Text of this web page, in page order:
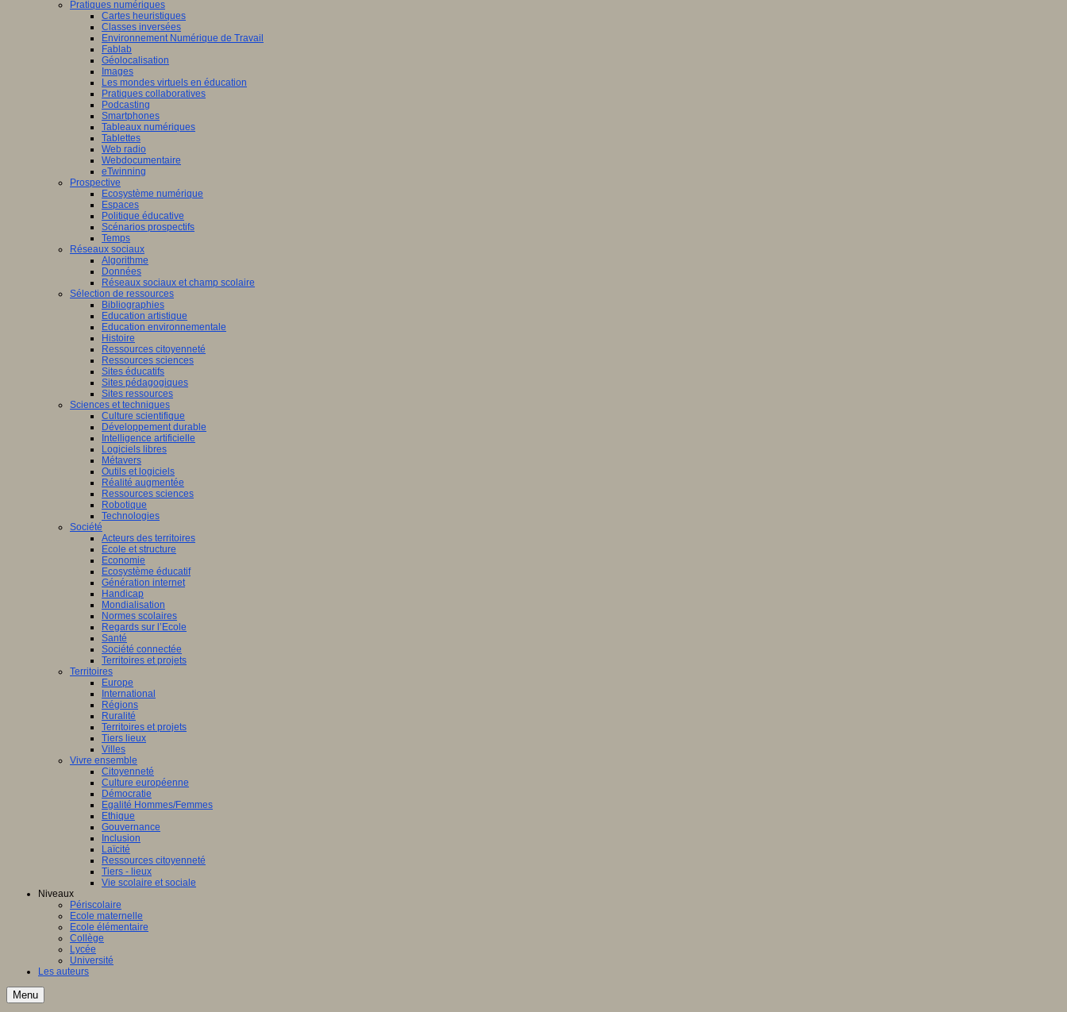
Pratiques numériques
Cartes heuristiques
Classes inversées
Environnement Numérique de Travail
Fablab
Géolocalisation
Images
Les mondes virtuels en éducation
Pratiques collaboratives
Podcasting
Smartphones
Tableaux numériques
Tablettes
Web radio
Webdocumentaire
eTwinning
Prospective
Ecosystème numérique
Espaces
Politique éducative
Scénarios prospectifs
Temps
Réseaux sociaux
Algorithme
Données
Réseaux sociaux et champ scolaire
Sélection de ressources
Bibliographies
Education artistique
Education environnementale
Histoire
Ressources citoyenneté
Ressources sciences
Sites éducatifs
Sites pédagogiques
Sites ressources
Sciences et techniques
Culture scientifique
Développement durable
Intelligence artificielle
Logiciels libres
Métavers
Outils et logiciels
Réalité augmentée
Ressources sciences
Robotique
Technologies
Société
Acteurs des territoires
Ecole et structure
Economie
Ecosystème éducatif
Génération internet
Handicap
Mondialisation
Normes scolaires
Regards sur l’Ecole
Santé
Société connectée
Territoires et projets
Territoires
Europe
International
Régions
Ruralité
Territoires et projets
Tiers lieux
Villes
Vivre ensemble
Citoyenneté
Culture européenne
Démocratie
Egalité Hommes/Femmes
Ethique
Gouvernance
Inclusion
Laïcité
Ressources citoyenneté
Tiers - lieux
Vie scolaire et sociale
Niveaux
Périscolaire
Ecole maternelle
Ecole élémentaire
Collège
Lycée
Université
Les auteurs
Menu